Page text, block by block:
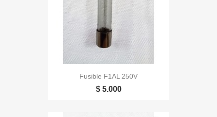
Fusible F1AL 250V
$ 5.000